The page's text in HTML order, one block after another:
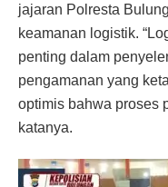
jajaran Polresta
keamanan logistik.
penting dalam
pengamanan yang
optimis bahwa proses
katanya.